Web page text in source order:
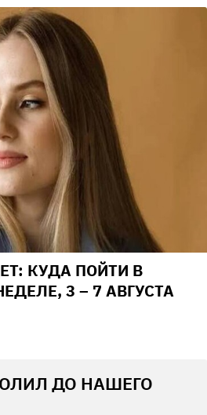
КУДА ПОЙТИ В
3 – 7 АВГУСТА
ДО НАШЕГО